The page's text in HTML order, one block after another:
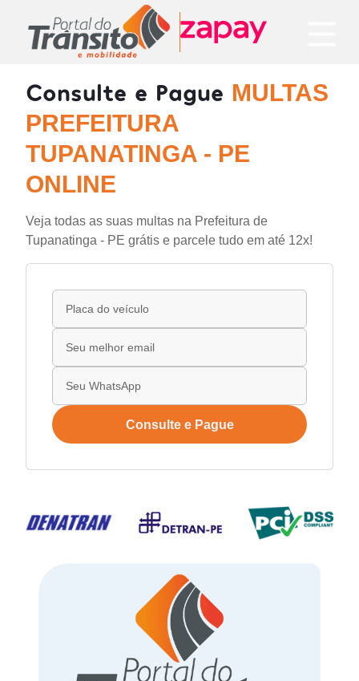
Consulte e Pague MULTAS
PREFEITURA
TUPANATINGA - PE
ONLINE
Veja todas as suas multas na Prefeitura de
Tupanatinga - PE grátis e parcele tudo em até 12x!
Consulte e Pague